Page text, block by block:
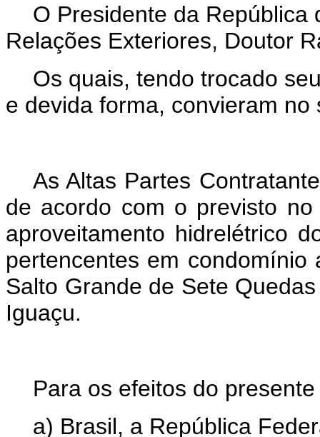
O Presidente da República
Relações Exteriores, Doutor
Os quais, tendo trocado
e devida forma, convieram no
As Altas Partes
de acordo com o previsto
aproveitamento hidrelétrico
pertencentes em
Salto Grande de Sete
Iguaçu.
Para os efeitos do
a) Brasil, a República